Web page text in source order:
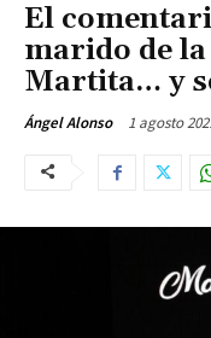
El
marido de
Martita… y
Ángel Alonso 1 agosto